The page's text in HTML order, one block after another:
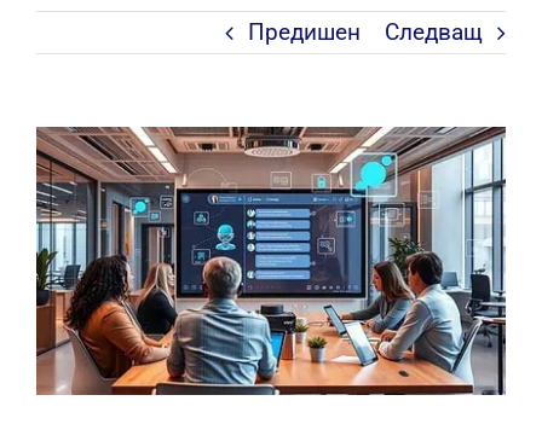
Предишен Следващ
View
Larger
Image